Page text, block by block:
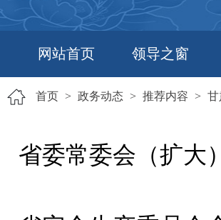
网站首页 领导之窗
首页 > 政务动态 > 推荐内容 > 甘
省委常委会（扩大